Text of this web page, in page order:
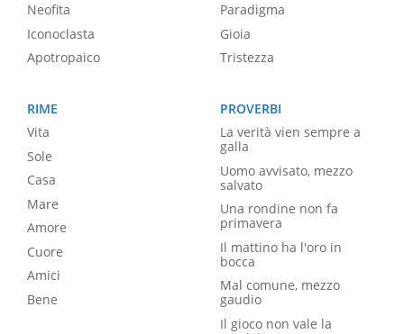
Neofita
Iconoclasta
Apotropaico
Paradigma
Gioia
Tristezza
RIME
Vita
Sole
Casa
Mare
Amore
Cuore
Amici
Bene
PROVERBI
La verità vien sempre a
galla
Uomo avvisato, mezzo
salvato
Una rondine non fa
primavera
Il mattino ha l'oro in
bocca
Mal comune, mezzo
gaudio
Il gioco non vale la